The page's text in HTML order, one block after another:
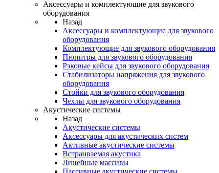
Аксессуары и комплектующие для звукового
оборудования
Назад
Аксессуары и комплектующие для звукового
оборудования
Комплектующие для звукового оборудования
Пюпитры для звукового оборудования
Рэковые кейсы для звукового оборудования
Стабилизаторы напряжения для звукового
оборудования
Стойки для звукового оборудования
Чехлы для звукового оборудования
Акустические системы
Назад
Акустические системы
Аксессуары для акустических систем
Активные акустические системы
Встраиваемая акустика
Линейные массивы
Пассивные акустические системы